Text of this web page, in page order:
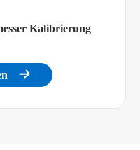
Kalibrierung
